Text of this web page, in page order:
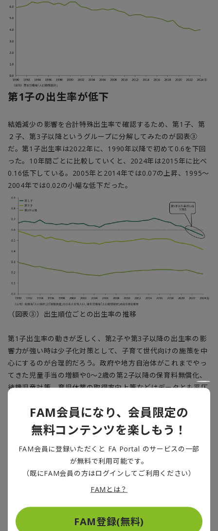
第1子の出生率が低下
結婚減少の影響を合計特殊出生率で確認するため、第1子、第
２子、第3子以降というグループに分解してみたのが図表③
だ。第1子出生率は2022年に、1990年以降で初めて0.6を下回
った。10年間ごとに比較していくと、2024年は2015年に比べ
0.16低下している。2005年と2014年では0.07の上昇、1995～
2004年では0.02の小幅な低下だった。
（図表③）出生順位ごとの出生率の推移
第1子出生率の動きが乏しく、第2子や第3子以降の出生率の影
響力が強い時は少子化対策として、子育て世代向けの施策を中
心にするのが合理的だろう。政府や地方自治体がこれまでやっ
てきた児童手当の増額や0～2歳の第2子以降の保育料無償化、
待機児童対策、育児休業の取得率向上策などはデータとも平仄
ば、非正規で働く若年男性の正規化支援など結婚を後押しする
方策や、事実婚でも子どもを生み育てやすい社会環境の整備な
どが求められる。
政府は、若年人口が急減し始める2030年までを「少子化を反
転するラストチャンス」ととらえてきた（※2）。2024年の婚
姻率は5年ぶりに増加し、結婚のペントアップ（先送り）需要
が考えられる一方、2025年以降は再び低下に転じて非婚がノ
分水嶺に立っており、スピード感を持った少子化対策が欠かせ
ない。
FAM会員になり、会員限定の
無料コンテンツを楽しもう！
FAM会員に登録いただくと FA Portal のサービスの一部
が無料で利用可能です。
（既にFAM会員の方はログインしてご利用ください）
FAMとは？
FAM登録(無料)